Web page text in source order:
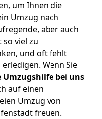
um Ihnen die
Umzug nach
aber auch
so viel zu
und oft fehlt
Wenn Sie
Umzugshilfe bei uns
auf einen
Umzug von
freuen.